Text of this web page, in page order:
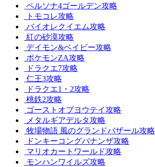
ペルソナ4ゴールデン攻略
トモコレ攻略
バイオレクイエム攻略
紅の砂漠攻略
デイモン&ベイビー攻略
ポケモンZA攻略
ドラクエ7攻略
仁王3攻略
ドラクエ1・2攻略
桃鉄2攻略
ゴーストオブヨウテイ攻略
メタルギアデルタ攻略
牧場物語 風のグランドバザール攻略
ドンキーコングバナンザ攻略
マリオカートワールド攻略
モンハンワイルズ攻略